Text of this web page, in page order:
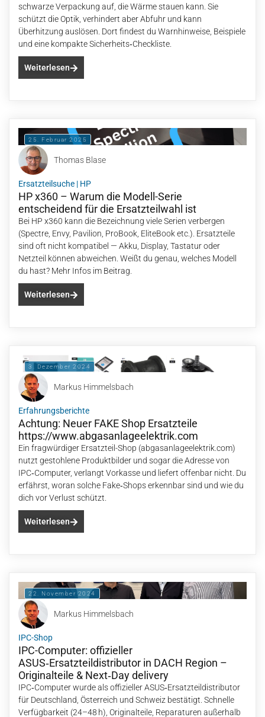
schwarze Verpackung auf, die Wärme stauen kann. Sie
schützt die Optik, verhindert aber Abfuhr und kann
Überhitzung auslösen. Dort findest du Warnhinweise, Beispiele
und eine kompakte Sicherheits‑Checkliste.
Weiterlesen
25. Februar 2025
Thomas Blase
Ersatzteilsuche | HP
HP x360 – Warum die Modell-Serie
entscheidend für die Ersatzteilwahl ist
Bei HP x360 kann die Bezeichnung viele Serien verbergen
(Spectre, Envy, Pavilion, ProBook, EliteBook etc.). Ersatzteile
sind oft nicht kompatibel — Akku, Display, Tastatur oder
Netzteil können abweichen. Weißt du genau, welches Modell
du hast? Mehr Infos im Beitrag.
Weiterlesen
3. Dezember 2024
Markus Himmelsbach
Erfahrungsberichte
Achtung: Neuer FAKE Shop Ersatzteile
https://www.abgasanlageelektrik.com
Ein fragwürdiger Ersatzteil-Shop (abgasanlageelektrik.com)
nutzt gestohlene Produktbilder und sogar die Adresse von
IPC‑Computer, verlangt Vorkasse und liefert offenbar nicht. Du
erfährst, woran solche Fake‑Shops erkennbar sind und wie du
dich vor Verlust schützt.
Weiterlesen
22. November 2024
Markus Himmelsbach
IPC-Shop
IPC-Computer: offizieller
ASUS‑Ersatzteildistributor in DACH Region –
Originalteile & Next‑Day delivery
IPC‑Computer wurde als offizieller ASUS‑Ersatzteildistributor
für Deutschland, Österreich und Schweiz bestätigt. Schnelle
Verfügbarkeit (24–48 h), Originalteile, Reparaturen außerhalb